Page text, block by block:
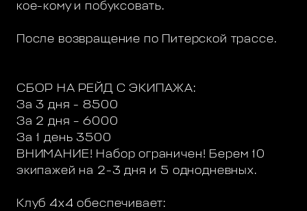
кое-кому и побуксовать.
После возвращение по Питерской трассе.
СБОР НА РЕЙД С ЭКИПАЖА:
За 3 дня - 8500
За 2 дня – 6000
За 1 день 3500
ВНИМАНИЕ! Набор ограничен! Берем 10
экипажей на 2-3 дня и 5 однодневных.
Клуб 4х4 обеспечивает: